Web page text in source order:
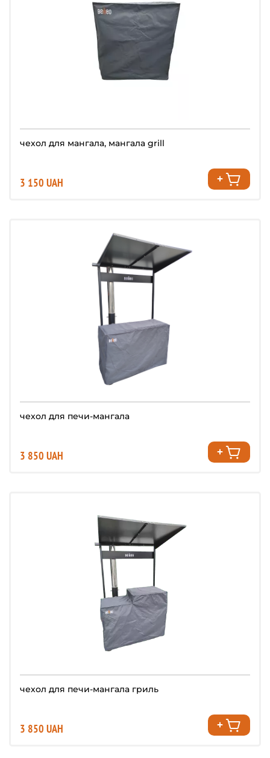
чехол для мангала, мангала grill
3 150 UAH
чехол для печи-мангала
3 850 UAH
чехол для печи-мангала гриль
3 850 UAH